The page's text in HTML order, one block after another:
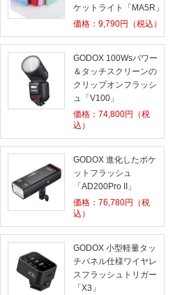
ケットライト「MA5R」
価格： 9,790円（税込）
GODOX 100Wsパワー
＆タッチスクリーンの
クリップオンフラッシ
ュ「V100」
価格： 74,800円（税
込）
GODOX 進化したポケ
ットフラッシュ
「AD200Pro II」
価格： 76,780円（税
込）
GODOX 小型軽量タッ
チパネル仕様ワイヤレ
スフラッシュトリガー
「X3」